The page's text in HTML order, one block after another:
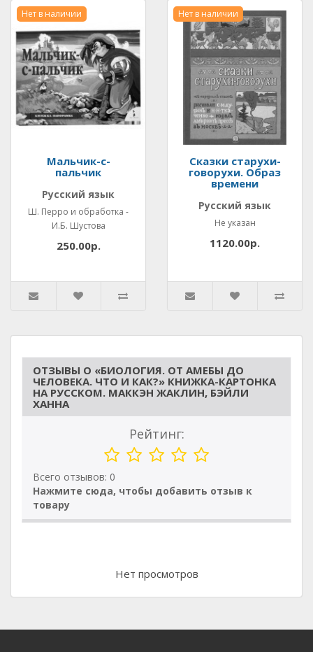
Нет в наличии
Мальчик-с-
пальчик
Русский язык
Ш. Перро и обработка -
И.Б. Шустова
250.00р.
Нет в наличии
Сказки старухи-
говорухи. Образ
времени
Русский язык
Не указан
1120.00р.
ОТЗЫВЫ О «БИОЛОГИЯ. ОТ АМЕБЫ ДО
ЧЕЛОВЕКА. ЧТО И КАК?» КНИЖКА-КАРТОНКА
НА РУССКОМ. МАККЭН ЖАКЛИН, БЭЙЛИ
ХАННА
Рейтинг:
Всего отзывов: 0
Нажмите сюда, чтобы добавить отзыв к
товару
Нет просмотров